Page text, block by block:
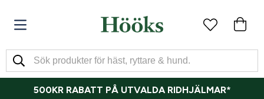
500KR RABATT PÅ UTVALDA RIDHJÄLMAR*